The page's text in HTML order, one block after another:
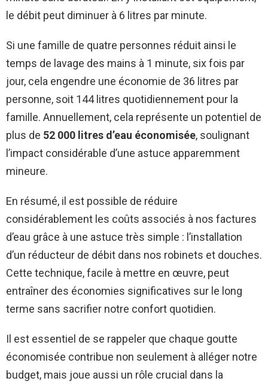
le débit peut diminuer à 6 litres par minute.
Si une famille de quatre personnes réduit ainsi le
temps de lavage des mains à 1 minute, six fois par
jour, cela engendre une économie de 36 litres par
personne, soit 144 litres quotidiennement pour la
famille. Annuellement, cela représente un potentiel de
plus de 52 000 litres d’eau économisée, soulignant
l’impact considérable d’une astuce apparemment
mineure.
En résumé, il est possible de réduire
considérablement les coûts associés à nos factures
d’eau grâce à une astuce très simple : l’installation
d’un réducteur de débit dans nos robinets et douches.
Cette technique, facile à mettre en œuvre, peut
entraîner des économies significatives sur le long
terme sans sacrifier notre confort quotidien.
Il est essentiel de se rappeler que chaque goutte
économisée contribue non seulement à alléger notre
budget, mais joue aussi un rôle crucial dans la